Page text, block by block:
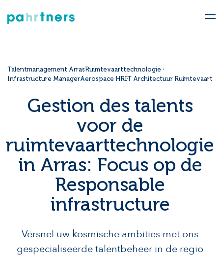
Talentmanagement ArrasRuimtevaarttechnologie
Infrastructure ManagerAerospace HRIT Architectuur Ruimtevaart
Gestion des talents
voor de
ruimtevaarttechnologie
in Arras: Focus op de
Responsable
infrastructure
Versnel uw kosmische ambities met ons
gespecialiseerde talentbeheer in de regio